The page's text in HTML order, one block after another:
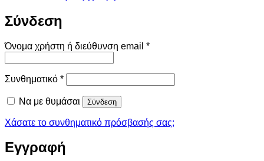
Σύνδεση
Όνομα χρήστη ή διεύθυνση email *Απαιτείται
Συνθηματικό *Απαιτείται
Να με θυμάσαι Σύνδεση
Χάσατε το συνθηματικό πρόσβασής σας;
Εγγραφή